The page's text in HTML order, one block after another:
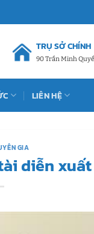
TRỤ SỞ CHÍNH
90 Trần Minh
LIÊN HỆ
GIA
tài diễn